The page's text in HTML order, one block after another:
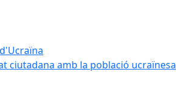
ciutadana amb la població ucraïnesa